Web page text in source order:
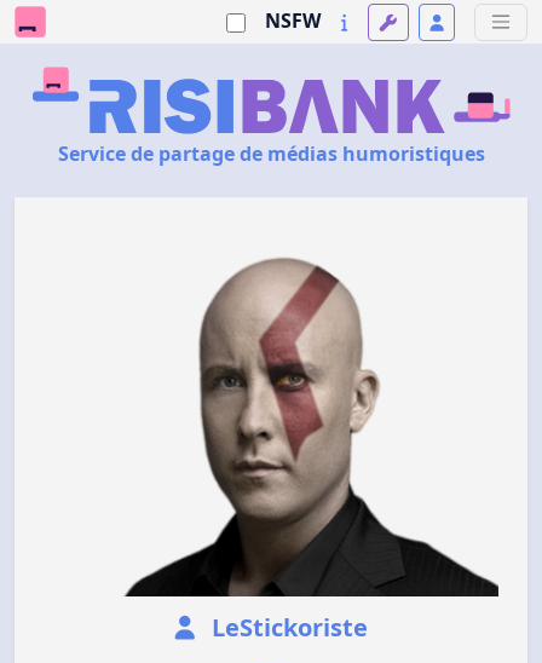
NSFW
Service de partage de médias humoristiques
LeStickoriste